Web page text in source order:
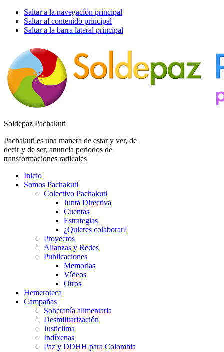
Saltar a la navegación principal
Saltar al contenido principal
Saltar a la barra lateral principal
Soldepaz Pachakuti
Pachakuti es una manera de estar y ver, de
decir y de ser, anuncia periodos de
transformaciones radicales
Inicio
Somos Pachakuti
Colectivo Pachakuti
Junta Directiva
Cuentas
Estrategias
¿Quieres colaborar?
Proyectos
Alianzas y Redes
Publicaciones
Memorias
Vídeos
Otros
Hemeroteca
Campañas
Soberanía alimentaria
Desmilitarización
Justiclima
Indíxenas
Paz y DDHH para Colombia